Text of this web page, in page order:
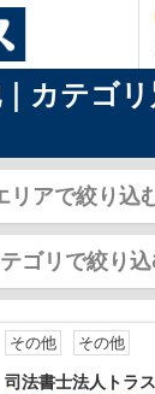
カテゴ
リアで絞り込
ゴリで絞り
その他 その他
司法書士法人トラ